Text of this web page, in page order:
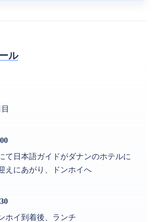
ル
て日本語ガイドがダナンのホテルに
えにあがり、ドンホイへ
ホイ到着後、ランチ